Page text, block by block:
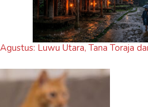
Luwu Utara, Tana Toraja